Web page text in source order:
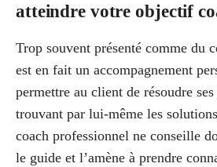
atteindre votre objectif
Trop souvent présenté comme du
est en fait un accompagnement
permettre au client de résoudre
trouvant par lui-même les
coach professionnel ne conseille
le guide et l’amène à prendre